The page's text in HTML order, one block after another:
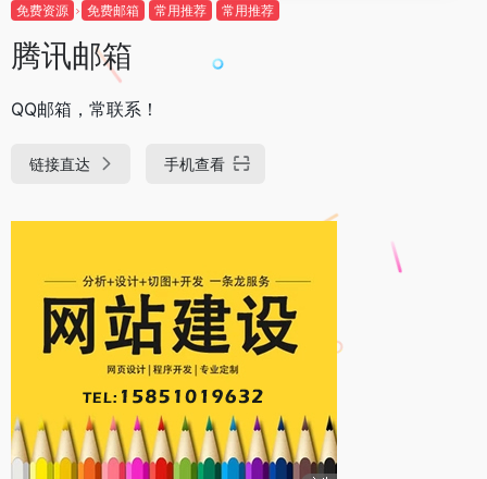
免费资源 免费邮箱 常用推荐 常用推荐
腾讯邮箱
QQ邮箱，常联系！
链接直达 手机查看